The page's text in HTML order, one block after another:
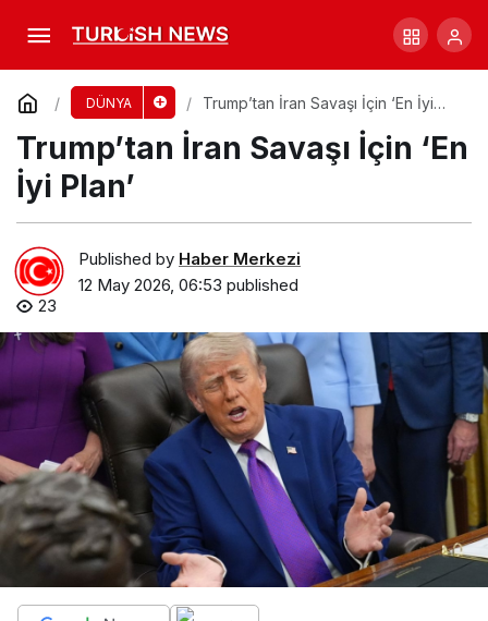
DÜNYA
Trump’tan İran Savaşı İçin ‘En İyi
Trump’tan İran Savaşı İçin ‘En
İyi Plan’
Published by Haber Merkezi
12 May 2026, 06:53 published
23
Avustralyalı Yolcuların Hantavirüs Sıkıntısı
UzadıComment Share